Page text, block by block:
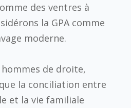
des ventres à
la GPA comme
moderne.
de droite,
la conciliation entre
et la vie familiale